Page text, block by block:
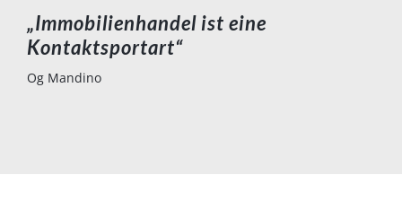
„Immobilienhandel ist eine
Kontaktsportart“
Og Mandino